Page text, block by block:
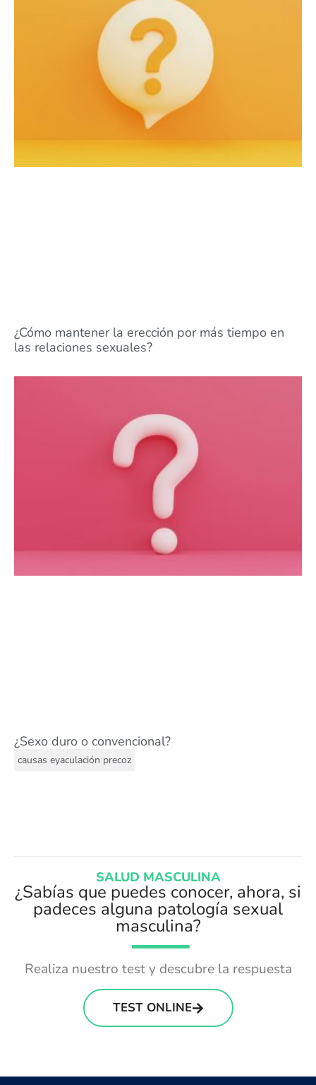
¿Cómo mantener la erección por más tiempo en
las relaciones sexuales?
¿Sexo duro o convencional?
causas eyaculación precoz
SALUD MASCULINA
¿Sabías que puedes conocer, ahora, si
padeces alguna patología sexual
masculina?
Realiza nuestro test y descubre la respuesta
TEST ONLINE